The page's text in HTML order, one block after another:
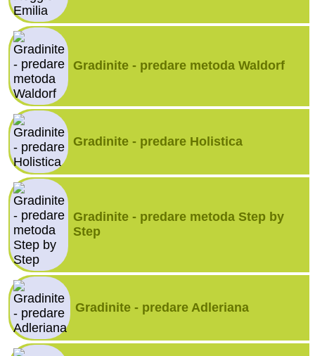
Gradinite - predare metoda Waldorf
Gradinite - predare Holistica
Gradinite - predare metoda Step by
Step
Gradinite - predare Adleriana